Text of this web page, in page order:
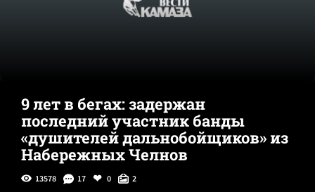
9 лет в бегах: задержан
последний участник банды
«душителей дальнобойщиков» из
Набережных Челнов
13578 17 0 2